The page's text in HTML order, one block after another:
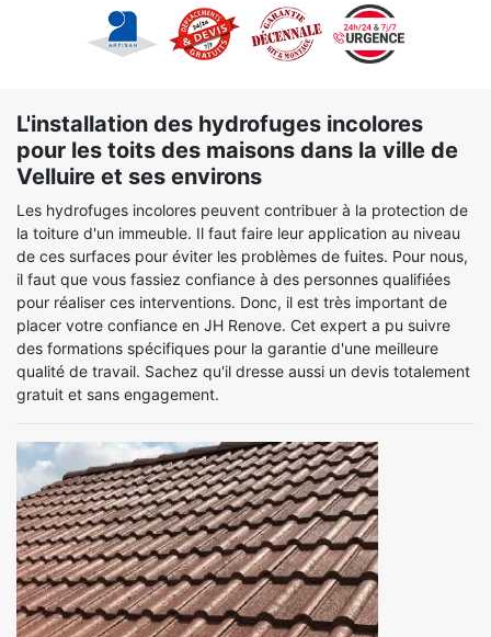
L'installation des hydrofuges incolores
pour les toits des maisons dans la ville de
Velluire et ses environs
Les hydrofuges incolores peuvent contribuer à la protection de
la toiture d'un immeuble. Il faut faire leur application au niveau
de ces surfaces pour éviter les problèmes de fuites. Pour nous,
il faut que vous fassiez confiance à des personnes qualifiées
pour réaliser ces interventions. Donc, il est très important de
placer votre confiance en JH Renove. Cet expert a pu suivre
des formations spécifiques pour la garantie d'une meilleure
qualité de travail. Sachez qu'il dresse aussi un devis totalement
gratuit et sans engagement.